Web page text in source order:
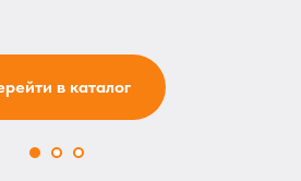
в каталог